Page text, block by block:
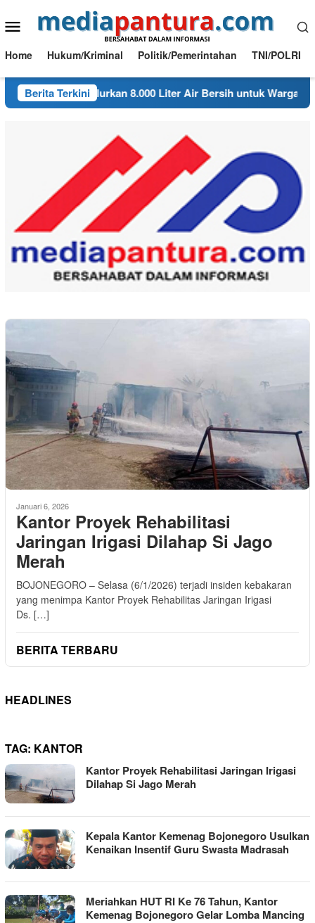
ke
Menu
Mobile
Home Hukum/Kriminal Politik/Pemerintahan TNI/POLRI
Berita Terkini
Ngambon Salurkan 8.000 Liter Air Bersih untuk Warga Desa
Januari 6, 2026
Kantor Proyek Rehabilitasi
Jaringan Irigasi Dilahap Si Jago
Merah
BOJONEGORO – Selasa (6/1/2026) terjadi insiden kebakaran
yang menimpa Kantor Proyek Rehabilitas Jaringan Irigasi
Ds. […]
BERITA TERBARU
HEADLINES
TAG: KANTOR
Kantor Proyek Rehabilitasi Jaringan Irigasi
Dilahap Si Jago Merah
Kepala Kantor Kemenag Bojonegoro Usulkan
Kenaikan Insentif Guru Swasta Madrasah
Meriahkan HUT RI Ke 76 Tahun, Kantor
Kemenag Bojonegoro Gelar Lomba Mancing